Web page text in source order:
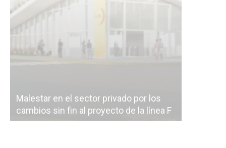
Malestar en el sector privado por los
cambios sin fin al proyecto de la línea F